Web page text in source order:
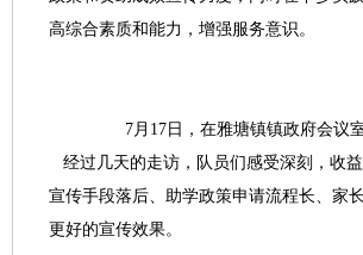
高综合素质和能力，增强服务意识。
7月17日，在雅塘镇镇政府会议室，
经过几天的走访，队员们感受深刻，收
宣传手段落后、助学政策申请流程长、家
更好的宣传效果。